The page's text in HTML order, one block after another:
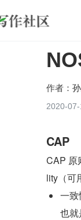
开源
作者：
2020-07-
CAP
CAP 原
lity（可
一
也就